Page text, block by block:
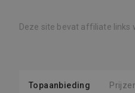
Deze site bevat affiliate links
Topaanbieding